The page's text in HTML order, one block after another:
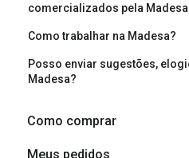
comercializados pela Madesa
Como trabalhar na Madesa?
Posso enviar sugestões,
Madesa?
Como comprar
Como comprar
Meus pedidos